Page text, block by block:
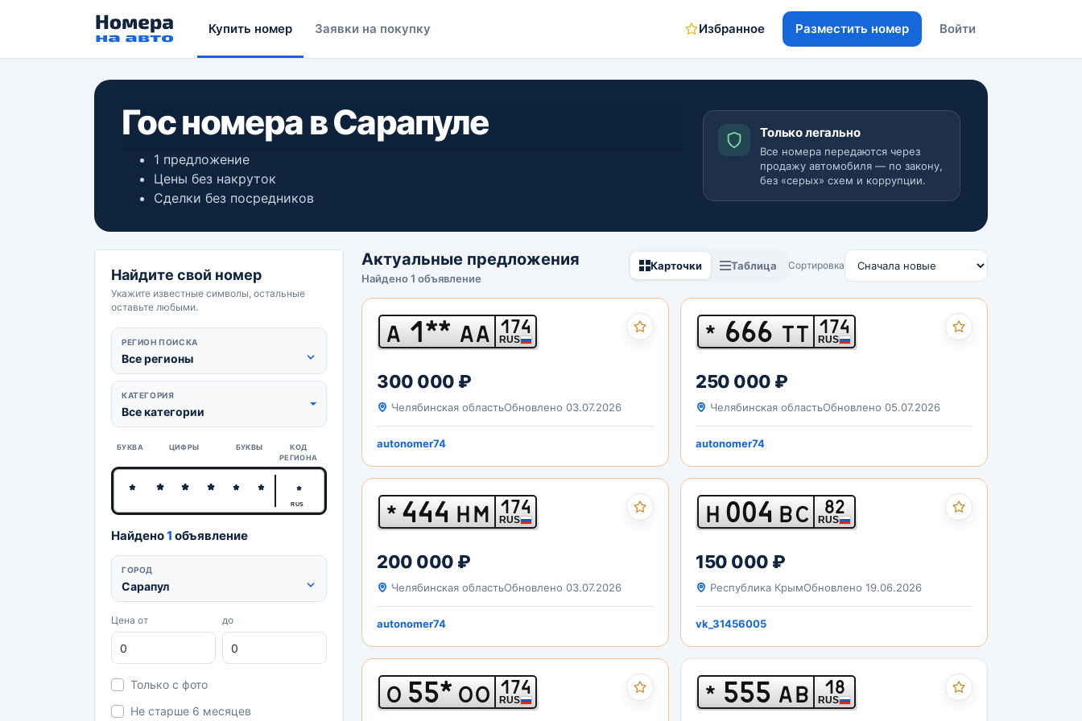
Купить номер Заявки на покупку Избранное Разместить номер Войти
Гос номера в Сарапуле
1 предложение
Цены без накруток
Сделки без посредников
Только легально
Все номера передаются через
продажу автомобиля — по закону,
без «серых» схем и коррупции.
Найдите свой номер
Укажите известные символы, остальные
оставьте любыми.
РЕГИОН ПОИСКА
Все регионы
КАТЕГОРИЯ
Все категории
БУКВА ЦИФРЫ БУКВЫ
КОД
РЕГИОНА
RUS
Найдено1 объявление
ГОРОД
Сарапул
Цена от до
Только с фото
Не старше 6 месяцев
Актуальные предложения
Найдено 1 объявление
Карточки Таблица Сортировка
А 1** АА 174
RUS
300 000 ₽
Челябинская областьОбновлено 03.07.2026
autonomer74
* 666 ТТ 174
RUS
250 000 ₽
Челябинская областьОбновлено 05.07.2026
autonomer74
* 444 НМ 174
RUS
200 000 ₽
Челябинская областьОбновлено 03.07.2026
autonomer74
Н 004 ВС 82
RUS
150 000 ₽
Республика КрымОбновлено 19.06.2026
vk_31456005
О 55* ОО 174
RUS * 555 АВ 18
RUS